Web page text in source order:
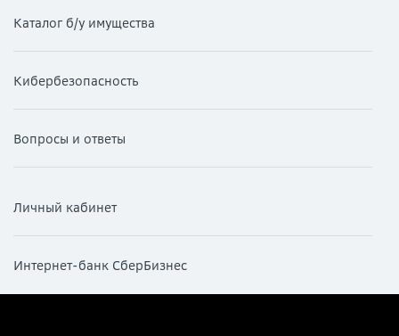
Каталог б/у имущества
Кибербезопасность
Вопросы и ответы
Личный кабинет
Интернет-банк СберБизнес